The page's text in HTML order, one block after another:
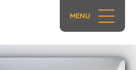
MENU